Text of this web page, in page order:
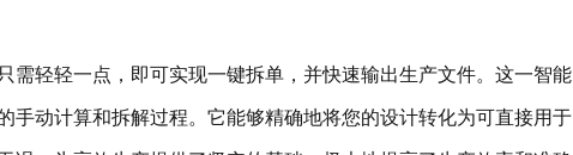
轻轻一点，即可实现一键拆单，并快速输出生产文件。这一智能
手动计算和拆解过程。它能够精确地将您的设计转化为可直接用于